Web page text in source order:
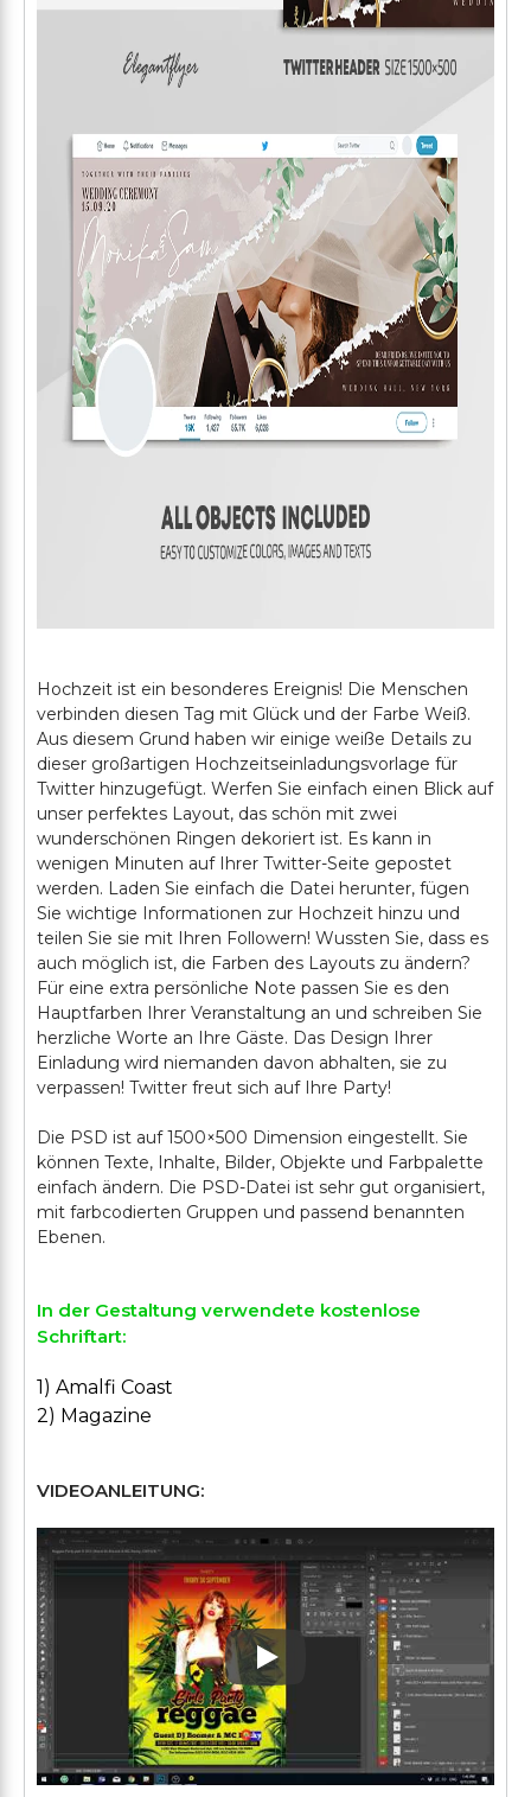
Hochzeit ist ein besonderes Ereignis! Die Menschen
verbinden diesen Tag mit Glück und der Farbe Weiß.
Aus diesem Grund haben wir einige weiße Details zu
dieser großartigen Hochzeitseinladungsvorlage für
Twitter hinzugefügt. Werfen Sie einfach einen Blick auf
unser perfektes Layout, das schön mit zwei
wunderschönen Ringen dekoriert ist. Es kann in
wenigen Minuten auf Ihrer Twitter-Seite gepostet
werden. Laden Sie einfach die Datei herunter, fügen
Sie wichtige Informationen zur Hochzeit hinzu und
teilen Sie sie mit Ihren Followern! Wussten Sie, dass es
auch möglich ist, die Farben des Layouts zu ändern?
Für eine extra persönliche Note passen Sie es den
Hauptfarben Ihrer Veranstaltung an und schreiben Sie
herzliche Worte an Ihre Gäste. Das Design Ihrer
Einladung wird niemanden davon abhalten, sie zu
verpassen! Twitter freut sich auf Ihre Party!
Die PSD ist auf 1500×500 Dimension eingestellt. Sie
können Texte, Inhalte, Bilder, Objekte und Farbpalette
einfach ändern. Die PSD-Datei ist sehr gut organisiert,
mit farbcodierten Gruppen und passend benannten
In der Gestaltung verwendete kostenlose
Schriftart:
1) Amalfi Coast
2) Magazine
VIDEOANLEITUNG:
Play: Keynote (Google I/O